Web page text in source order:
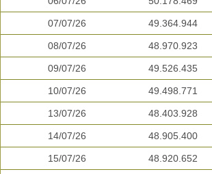
07/07/26 49.364.944
08/07/26 48.970.923
09/07/26 49.526.435
10/07/26 49.498.771
13/07/26 48.403.928
14/07/26 48.905.400
15/07/26 48.920.652